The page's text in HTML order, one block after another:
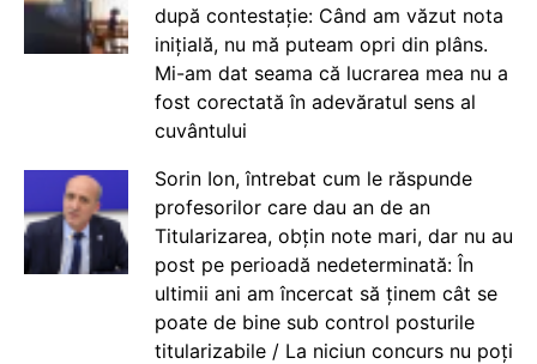
după contestație: Când am văzut nota
inițială, nu mă puteam opri din plâns.
Mi-am dat seama că lucrarea mea nu a
fost corectată în adevăratul sens al
cuvântului
Sorin Ion, întrebat cum le răspunde
profesorilor care dau an de an
Titularizarea, obțin note mari, dar nu au
post pe perioadă nedeterminată: În
ultimii ani am încercat să ținem cât se
poate de bine sub control posturile
titularizabile / La niciun concurs nu poți